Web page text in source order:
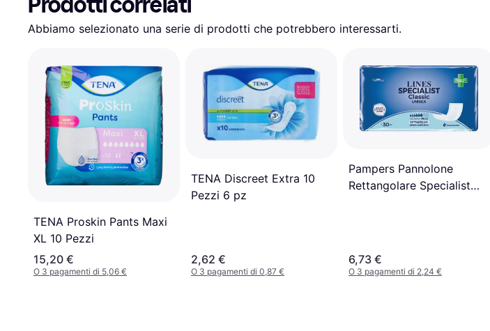
Abbiamo selezionato una serie di prodotti che potrebbero interessarti.
TENA Proskin Pants Maxi
XL 10 Pezzi
15,20 €
O 3 pagamenti di 5,06 €
TENA Discreet Extra 10
Pezzi 6 pz
2,62 €
O 3 pagamenti di 0,87 €
Pampers Pannolone
Rettangolare Specialist
6,73 €
O 3 pagamenti di 2,24 €